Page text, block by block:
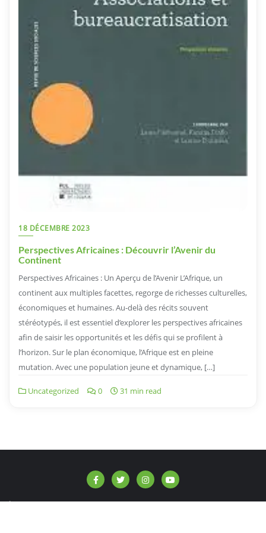
18 DÉCEMBRE 2023
Perspectives Africaines : Découvrir l’Avenir du
Continent
Perspectives Africaines : Un Aperçu de l’Avenir L’Afrique, un
continent aux multiples facettes, regorge de richesses culturelles,
économiques et humaines. Au-delà des récits souvent
stéréotypés, il est essentiel d’explorer les perspectives africaines
afin de saisir les opportunités et les défis qui se profilent à
l’horizon. Sur le plan économique, l’Afrique est en pleine
mutation. Avec une population jeune et dynamique, […]
Uncategorized 0 31 min read